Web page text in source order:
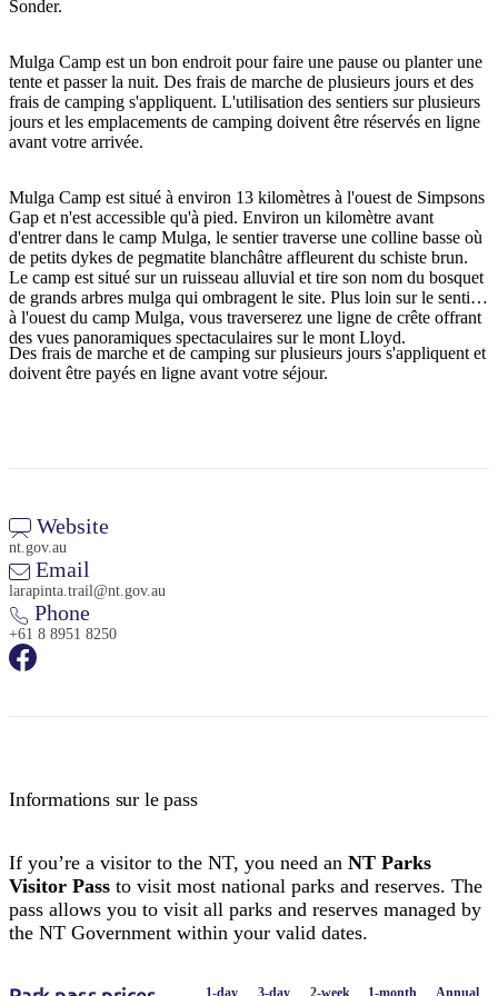
Rechercher:
Sign
up
Sonder.
Mulga Camp est un bon endroit pour faire une pause ou planter une
tente et passer la nuit. Des frais de marche de plusieurs jours et des
frais de camping s'appliquent. L'utilisation des sentiers sur plusieurs
jours et les emplacements de camping doivent être réservés en ligne
avant votre arrivée.
Mulga Camp est situé à environ 13 kilomètres à l'ouest de Simpsons
Gap et n'est accessible qu'à pied. Environ un kilomètre avant
d'entrer dans le camp Mulga, le sentier traverse une colline basse où
de petits dykes de pegmatite blanchâtre affleurent du schiste brun.
Le camp est situé sur un ruisseau alluvial et tire son nom du bosquet
de grands arbres mulga qui ombragent le site. Plus loin sur le sentier
à l'ouest du camp Mulga, vous traverserez une ligne de crête offrant
des vues panoramiques spectaculaires sur le mont Lloyd.
Des frais de marche et de camping sur plusieurs jours s'appliquent et
doivent être payés en ligne avant votre séjour.
Website
nt.gov.au
Email
larapinta.trail@nt.gov.au
Phone
+61 8 8951 8250
Informations sur le pass
If you’re a visitor to the NT, you need an NT Parks
Visitor Pass to visit most national parks and reserves. The
pass allows you to visit all parks and reserves managed by
the NT Government within your valid dates.
1-day
3-day
2-week
1-month
Annual